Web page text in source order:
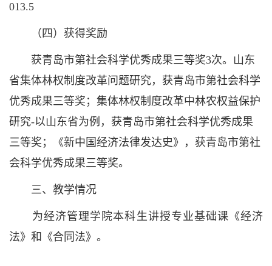
013.5
（四）获得奖励
获青岛市第社会科学优秀成果三等奖3次。山东
省集体林权制度改革问题研究，获青岛市第社会科学
优秀成果三等奖；集体林权制度改革中林农权益保护
研究-以山东省为例，获青岛市第社会科学优秀成果
三等奖；《新中国经济法律发达史》，获青岛市第社
会科学优秀成果三等奖。
三、教学情况
为经济管理学院本科生讲授专业基础课《经济
法》和《合同法》。